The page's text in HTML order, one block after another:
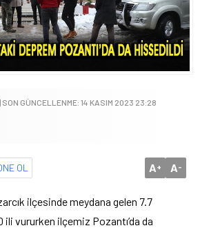
GÜNCELLENME: 14 KASIM 2023 23:28
OL A+ A-
ilçesinde meydana gelen 7.7
vururken ilçemiz Pozantı’da da